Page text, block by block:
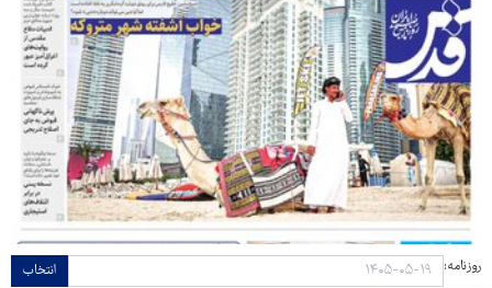
روزنامه: انتخاب